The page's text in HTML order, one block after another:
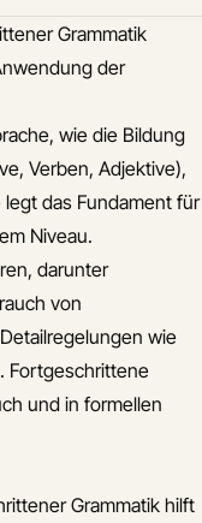
Grammatik
der
wie die Bildung
Verben, Adjektive),
das Fundament für
Niveau.
darunter
von
wie
Fortgeschrittene
und in formellen
Grammatik hilft